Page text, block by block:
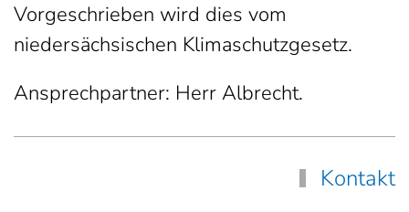
Vorgeschrieben wird dies vom
niedersächsischen Klimaschutzgesetz.
Ansprechpartner: Herr Albrecht.
Kontakt